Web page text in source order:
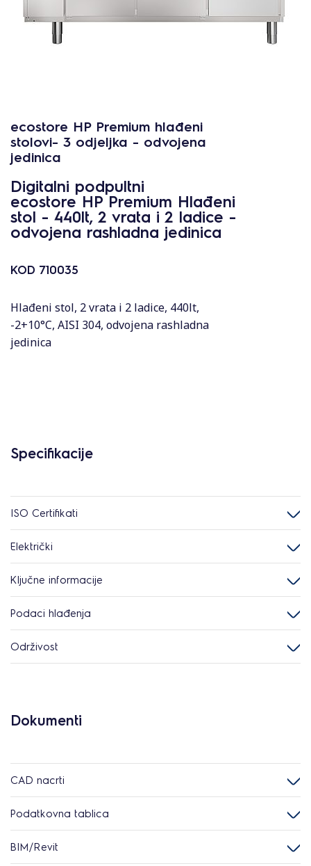
ecostore HP Premium hlađeni
stolovi- 3 odjeljka - odvojena
jedinica
Digitalni podpultni
ecostore HP Premium Hlađeni
stol - 440lt, 2 vrata i 2 ladice -
odvojena rashladna jedinica
KOD 710035
Hlađeni stol, 2 vrata i 2 ladice, 440lt,
-2+10°C, AISI 304, odvojena rashladna
jedinica
Specifikacije
ISO Certifikati
Električki
Ključne informacije
Podaci hlađenja
Održivost
Dokumenti
CAD nacrti
Podatkovna tablica
BIM/Revit